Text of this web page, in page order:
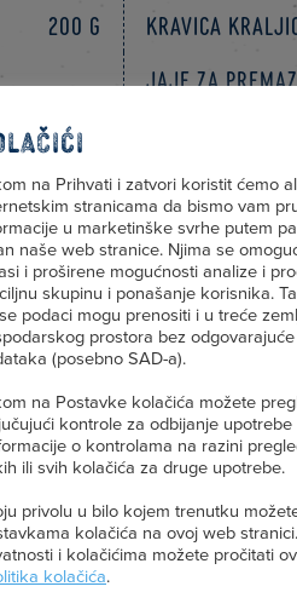
200 g
Kravica
Jaje za
na Prihvati i zatvori koristit ćemo
stranicama da bismo vam
u marketinške svrhe putem
naše web stranice. Njima se
i proširene mogućnosti analize i
skupinu i ponašanje korisnika.
podaci mogu prenositi i u treće
prostora bez
(posebno SAD-a).
na Postavke kolačića možete
kontrole za odbijanje
o kontrolama na razini
ili svih kolačića za druge upotrebe.
privolu u bilo kojem trenutku
kolačića na ovoj web
i kolačićima možete pročitati
kolačića.